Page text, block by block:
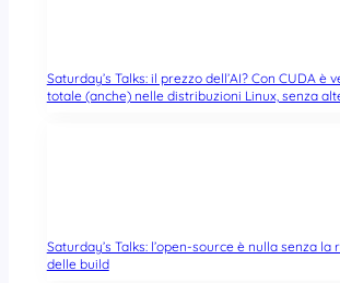
Saturday’s Talks: il prezzo dell’AI? Con CUDA è
totale (anche) nelle distribuzioni Linux, senza
Saturday’s Talks: l’open-source è nulla senza
delle build